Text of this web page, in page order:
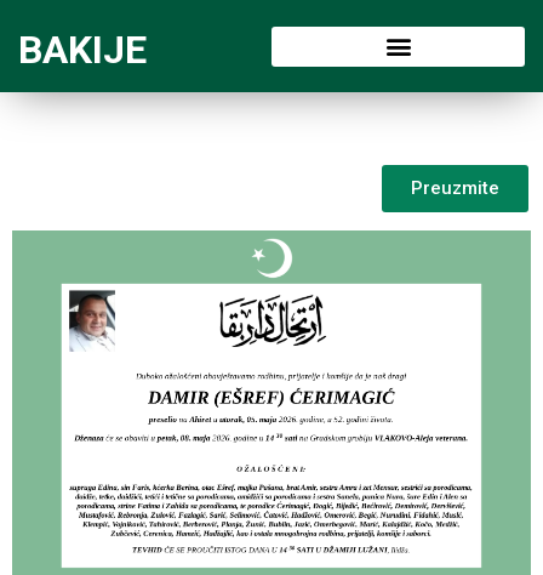
BAKIJE
Preuzmite